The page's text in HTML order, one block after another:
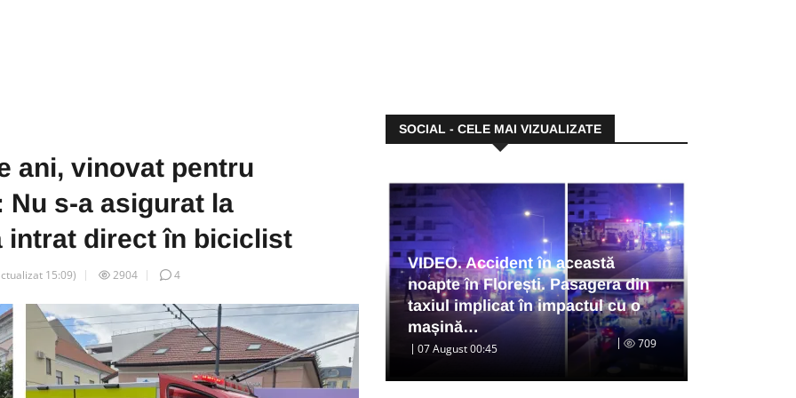
ani, vinovat pentru
s-a asigurat la
intrat direct în biciclist
15:09) 2904 4
SOCIAL - CELE MAI VIZUALIZATE
VIDEO. Accident în această
noapte în Florești. Pasagera din
taxiul implicat în impactul cu o
mașină…
07 August 00:45 709